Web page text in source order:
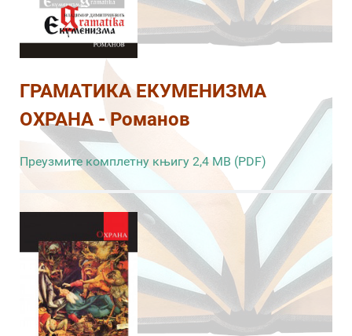
ГРАМАТИКА ЕКУМЕНИЗМА
ОХРАНА - Романов
Преузмите комплетну књигу 2,4 MB (PDF)